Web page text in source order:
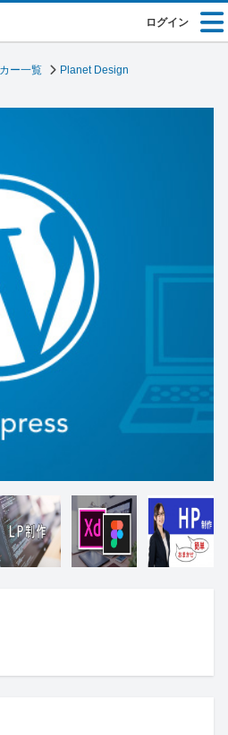
ログイン
ー一覧 Planet Design